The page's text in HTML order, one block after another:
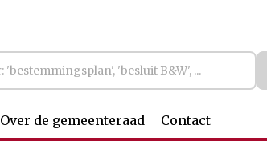
Over de gemeenteraad Contact